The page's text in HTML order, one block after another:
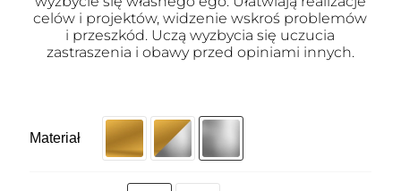
celów i projektów, widzenie wskroś problemów
i przeszkód. Uczą wyzbycia się uczucia
zastraszenia i obawy przed opiniami innych.
Materiał